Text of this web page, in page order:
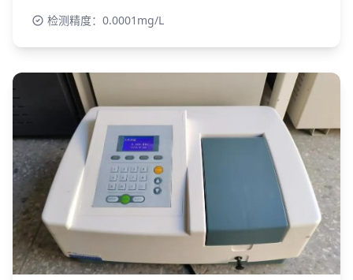
检测精度：0.0001mg/L